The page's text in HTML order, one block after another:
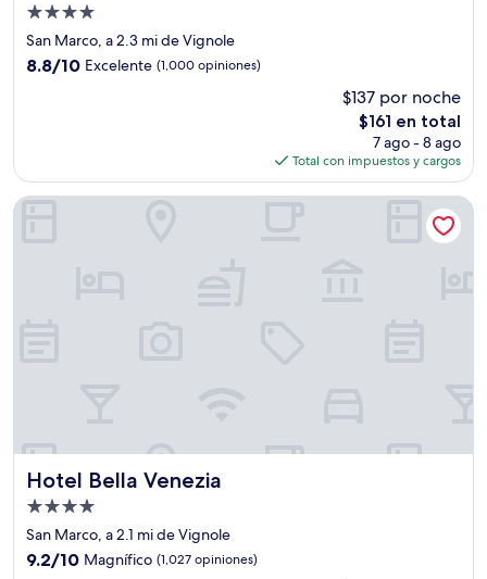
Propiedad
de
4.0
estrellas
San Marco, a 2.3 mi de Vignole
8.8
8.8/10 Excelente (1,000 opiniones)
$137 por noche
El
precio
actual
es
de
$161 en total
7 ago - 8 ago
Total con impuestos y cargos
Hotel Bella Venezia
Hotel Bella Venezia
Propiedad
de
4.0
San Marco, a 2.1 mi de Vignole
9.2
9.2/10 Magnífico (1,027 opiniones)
Hotel Bella Venezia